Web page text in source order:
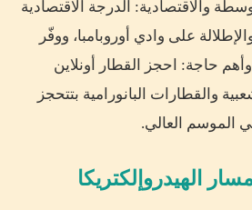
والاقتصادية: الدرجة الاقتصادية
على وادي أوروبامبا، ووفّر
وأهم حاجة: احجز القطار أونلاين
والقطارات البانورامية بتتحجز
الموسم العالي.
الهيدروإلكتريكا